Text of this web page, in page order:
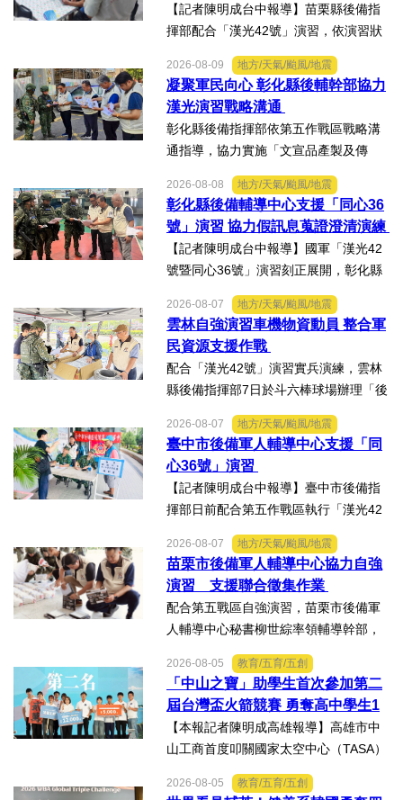
【記者陳明成台中報導】苗栗縣後備指
揮部配合「漢光42號」演習，依演習狀
軍民資源、協助軍事作戰任務，特別透
過輔導幹部運用在地宣傳能量，編組民
間廣播車，結合村里廣播系...
2026-08-09 地方/天氣/颱風/地震
凝聚軍民向心 彰化縣後輔幹部協力
漢光演習戰略溝通
彰化縣後備指揮部依第五作戰區戰略溝
通指導，協力實施「文宣品產製及傳
合國軍「漢光42號」演習，彰化縣後備
指揮部依第五作戰區戰略溝通指導，協
力實施「文宣品產製及傳散...
2026-08-08 地方/天氣/颱風/地震
彰化縣後備輔導中心支援「同心36
號」演習 協力假訊息蒐證澄清演練
【記者陳明成台中報導】國軍「漢光42
號暨同心36號」演習刻正展開，彰化縣
導，協力陸軍104旅實施「假訊息蒐證澄
清」演練。動員芳苑鄉後備軍人輔導中
心陳宗文主任、陳芳果秘...
2026-08-07 地方/天氣/颱風/地震
雲林自強演習車機物資動員 整合軍
民資源支援作戰
配合「漢光42號」演習實兵演練，雲林
縣後備指揮部7日於斗六棒球場辦理「後
資接收作業－自強演習」。【記者陳明
成台中報導】配合「漢光42號」演習實
兵演練，雲林縣後備指揮...
2026-08-07 地方/天氣/颱風/地震
臺中市後備軍人輔導中心支援「同
心36號」演習
【記者陳明成台中報導】臺中市後備指
揮部日前配合第五作戰區執行「漢光42
教育召集作業，臺中市外埔區、清水
區、大安區等後備軍人輔導中心全力投
入支援任務，設置服務台協助...
2026-08-07 地方/天氣/颱風/地震
苗栗市後備軍人輔導中心協力自強
演習 支援聯合徵集作業
配合第五戰區自強演習，苗栗市後備軍
人輔導中心秘書柳世綜率領輔導幹部，
徵用作業演練。【記者陳明成台中報
導】為驗證全民防衛動員機制，苗栗市
後備軍人輔導中心配合第五...
2026-08-05 教育/五育/五創
「中山之寶」助學生首次參加第二
屆台灣盃火箭競賽 勇奪高中學生1
K組亞軍
【本報記者陳明成高雄報導】高雄市中
山工商首度叩關國家太空中心（TASA）
一路過關斬將，順利完成火箭發射，並
2026-08-05 教育/五育/五創